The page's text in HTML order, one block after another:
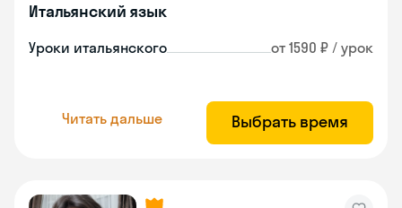
Итальянский язык
Уроки итальянского от 1590 ₽ / урок
Читать дальше Выбрать время